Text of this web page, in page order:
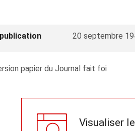
20 septembre
papier du Journal fait foi
Visualiser